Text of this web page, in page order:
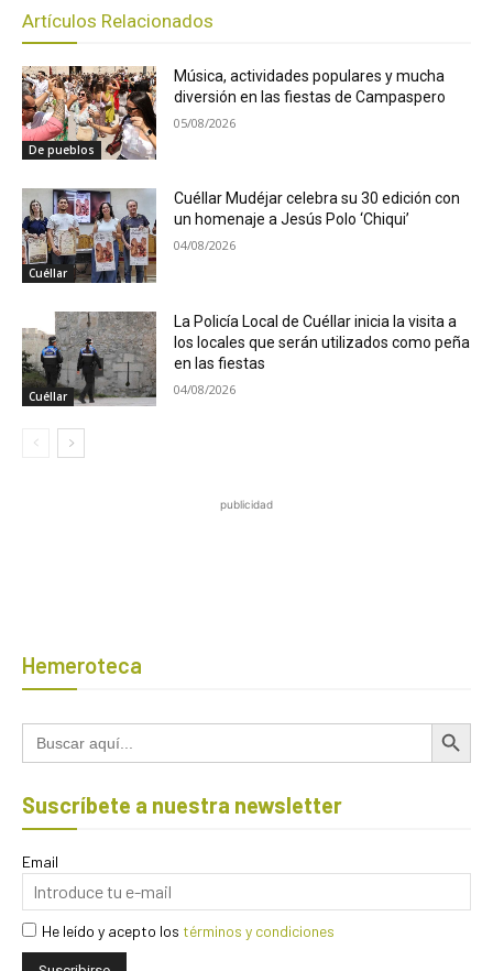
Artículos Relacionados
De pueblos
Música, actividades populares y mucha
diversión en las fiestas de Campaspero
05/08/2026
Cuéllar
Cuéllar Mudéjar celebra su 30 edición con
un homenaje a Jesús Polo ‘Chiqui’
04/08/2026
Cuéllar
La Policía Local de Cuéllar inicia la visita a
los locales que serán utilizados como peña
en las fiestas
04/08/2026
publicidad
Hemeroteca
Buscar: Botón de
Suscríbete a nuestra newsletter
Email
He leído y acepto los términos y condiciones